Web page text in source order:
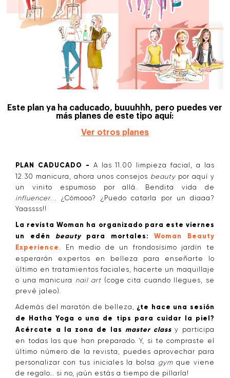
Este plan ya ha caducado, buuuhhh, pero puedes ver
más planes de este tipo aquí:
Ver otros planes
PLAN CADUCADO - A las 11.00 limpieza facial, a las
12.30 manicura, ahora unos consejos beautypor aquí y
un vinito espumoso por allá. Bendita vida de
influencer... ¿Cómooo? ¿Puedo catarla por un díaaa?
Yaassss!!
La revista Woman ha organizado para este viernes
un edénbeautypara mortales:
Woman Beauty
Experience
. En medio de un frondosísimo jardín te
esperarán expertos en belleza para enseñarte lo
último en tratamientos faciales, hacerte un maquillaje
o una manicura nail art (coge cita cuando llegues, se
prevé jaleo).
Además del maratón de belleza, ¿te hace una sesión
de Hatha Yoga o una de tips para cuidar la piel?
Acércate a la zona de las master class y participa
en todas las que han preparado. Y, si te compraste el
último número de la revista, puedes aprovechar para
personalizar con tus iniciales la bolsa gym que viene
de regalo… si no, ¡aún estás a tiempo de pillarla!